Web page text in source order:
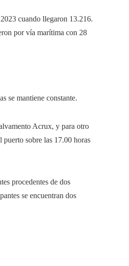
cuando llegaron 13.216.
por vía marítima con 28
se mantiene constante.
Acrux, y para otro
puerto sobre las 17.00 horas
procedentes de dos
se encuentran dos